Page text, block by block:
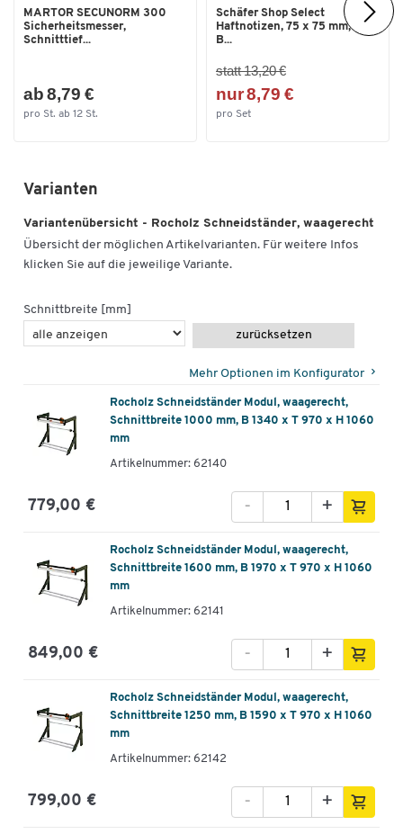
MARTOR SECUNORM 300
Sicherheitsmesser,
Schnitttief...
ab 8,79 €
pro St. ab 12 St.
Schäfer Shop Select
Haftnotizen, 75 x 75 mm, 100
B...
statt 13,20 €
nur 8,79 €
pro Set
Varianten
Variantenübersicht - Rocholz Schneidständer, waagerecht
Übersicht der möglichen Artikelvarianten. Für weitere Infos
klicken Sie auf die jeweilige Variante.
Schnittbreite [mm]
zurücksetzen
Mehr Optionen im Konfigurator
Rocholz Schneidständer Modul, waagerecht,
Schnittbreite 1000 mm, B 1340 x T 970 x H 1060
mm
Artikelnummer: 62140
779,00 € +
-
Rocholz Schneidständer Modul, waagerecht,
Schnittbreite 1600 mm, B 1970 x T 970 x H 1060
mm
Artikelnummer: 62141
849,00 € +
-
Rocholz Schneidständer Modul, waagerecht,
Schnittbreite 1250 mm, B 1590 x T 970 x H 1060
mm
Artikelnummer: 62142
799,00 € +
-